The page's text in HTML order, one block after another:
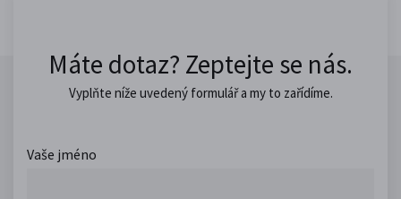
Máte dotaz? Zeptejte se nás.
Vyplňte níže uvedený formulář a my to zařídíme.
Vaše jméno